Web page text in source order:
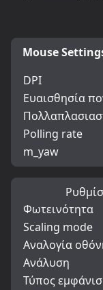
Mouse
DPI
Ευαισθησία
Polling rate
m_yaw
Φωτεινότητα
Scaling mode
Αναλογία
Ανάλυση
Τύπος